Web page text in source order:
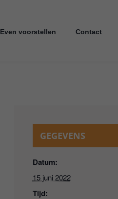
Even voorstellen Contact
GEGEVENS
Datum:
15 juni 2022
Tijd: